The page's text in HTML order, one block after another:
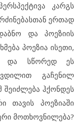
კარგს
ერთად
და პოეზიის
პოეზია ისეთი,
და სწორედ ეს
გაჩენილ
ჰქონდეს
თავის პოეზიაში
მოთხოვნილება?